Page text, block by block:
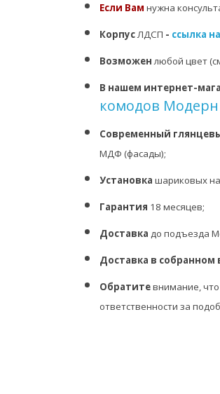
Если Вам нужна
Корпус ЛДСП - ссылка
Возможен любой цвет
В нашем интернет-
комодов
Современный
МДФ (фасады);
Установка шариковых
Гарантия 18 месяцев;
Доставка до подъезда
Доставка в собранном
Обратитевнимание,
ответственности за